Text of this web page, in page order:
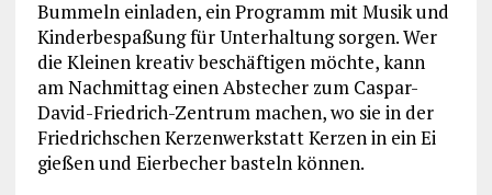
Bummeln einladen, ein Programm mit Musik und
Kinderbespaßung für Unterhaltung sorgen. Wer
die Kleinen kreativ beschäftigen möchte, kann
am Nachmittag einen Abstecher zum Caspar-
David-Friedrich-Zentrum machen, wo sie in der
Friedrichschen Kerzenwerkstatt Kerzen in ein Ei
gießen und Eierbecher basteln können.